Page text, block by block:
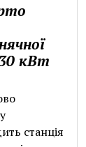
кВт
станція